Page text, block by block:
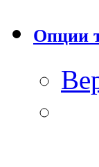
Опции